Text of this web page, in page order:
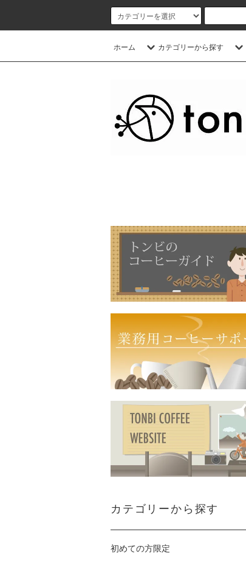
ホーム カテゴリーから探す
カテゴリーから探す
初めての方限定